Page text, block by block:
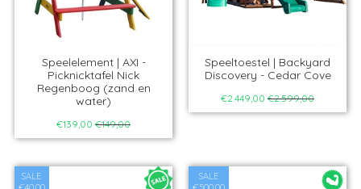
Speelelement | AXI -
Picknicktafel Nick
Regenboog (zand en
water)
€139,00 €149,00
Speeltoestel | Backyard
Discovery - Cedar Cove
€2.449,00 €2.599,00
SALE
SALE